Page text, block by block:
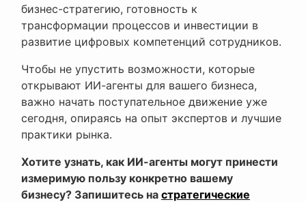
бизнес-стратегию, готовность к
трансформации процессов и инвестиции в
развитие цифровых компетенций сотрудников.
Чтобы не упустить возможности, которые
открывают ИИ-агенты для вашего бизнеса,
важно начать поступательное движение уже
сегодня, опираясь на опыт экспертов и лучшие
практики рынка.
Хотите узнать, как ИИ-агенты могут принести
измеримую пользу конкретно вашему
бизнесу? Запишитесь на стратегические